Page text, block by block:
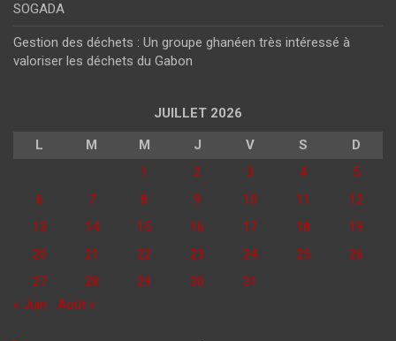
SOGADA
Gestion des déchets : Un groupe ghanéen très intéressé à
valoriser les déchets du Gabon
JUILLET 2026
L
M M J V S
D
1
2 3 4
5
6
7 8 9 10 11
12
13
14 15 16 17 18
19
20
21 22 23 24 25
26
27
28 29 30
31
« Juin
Août »